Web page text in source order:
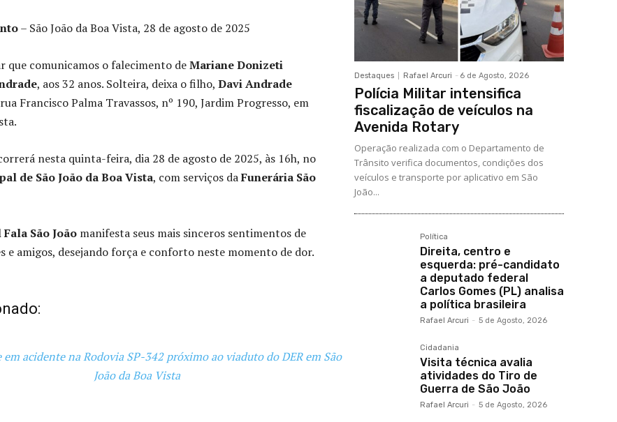
– São João da Boa Vista, 28 de agosto de 2025
que comunicamos o falecimento deMariane Donizeti
, aos 32 anos. Solteira, deixa o filho, Davi Andrade
Francisco Palma Travassos, nº 190, Jardim Progresso, em
nesta quinta-feira, dia 28 de agosto de 2025, às 16h, no
de São João da Boa Vista, com serviços daFunerária São
São João manifesta seus mais sinceros sentimentos de
e amigos, desejando força e conforto neste momento de dor.
acidente na Rodovia SP-342 próximo ao viaduto do DER em São
João da Boa Vista
Destaques Rafael Arcuri - 6 de Agosto, 2026
Polícia Militar intensifica
fiscalização de veículos na
Avenida Rotary
Operação realizada com o Departamento de
Trânsito verifica documentos, condições dos
veículos e transporte por aplicativo em São
João...
Política
Direita, centro e
esquerda: pré-candidato
a deputado federal
Carlos Gomes (PL) analisa
a política brasileira
Rafael Arcuri - 5 de Agosto, 2026
Cidadania
Visita técnica avalia
atividades do Tiro de
Guerra de São João
Rafael Arcuri - 5 de Agosto, 2026